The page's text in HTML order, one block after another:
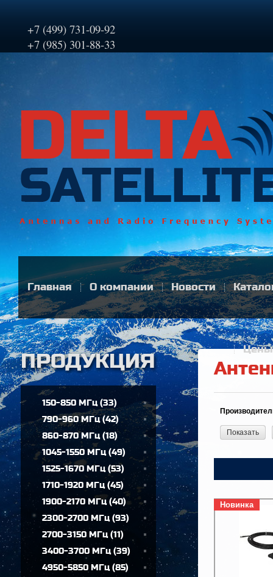
+7 (499) 731-09-92
+7 (985) 301-88-33
Главная О компании Новости
Цены
150-850 МГц(33)
790-960 МГц(42)
860-870 МГц(18)
1045-1550 МГц(49)
1525-1670 МГц(53)
1710-1920 МГц(45)
1900-2170 МГц(40)
2300-2700 МГц(93)
2700-3150 МГц(11)
3400-3700 МГц(39)
4950-5850 МГц(85)
Показать
Новинка